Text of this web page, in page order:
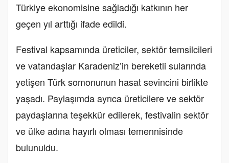
Türkiye ekonomisine sağladığı katkının her
geçen yıl arttığı ifade edildi.
Festival kapsamında üreticiler, sektör temsilcileri
ve vatandaşlar Karadeniz’in bereketli sularında
yetişen Türk somonunun hasat sevincini birlikte
yaşadı. Paylaşımda ayrıca üreticilere ve sektör
paydaşlarına teşekkür edilerek, festivalin sektör
ve ülke adına hayırlı olması temennisinde
bulunuldu.